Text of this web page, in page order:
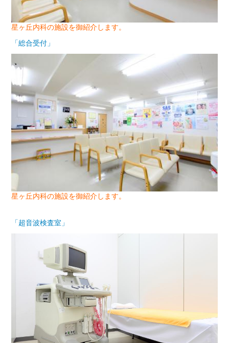
星ヶ丘内科の施設を御紹介します。
「総合受付」
星ヶ丘内科の施設を御紹介します。
「超音波検査室」